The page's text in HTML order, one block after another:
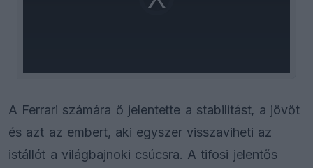
loading.
A Ferrari számára ő jelentette a stabilitást, a jövőt
és azt az embert, aki egyszer visszaviheti az
istállót a világbajnoki csúcsra. A tifosi jelentős